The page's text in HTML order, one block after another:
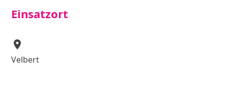
Einsatzort
location_on
Velbert